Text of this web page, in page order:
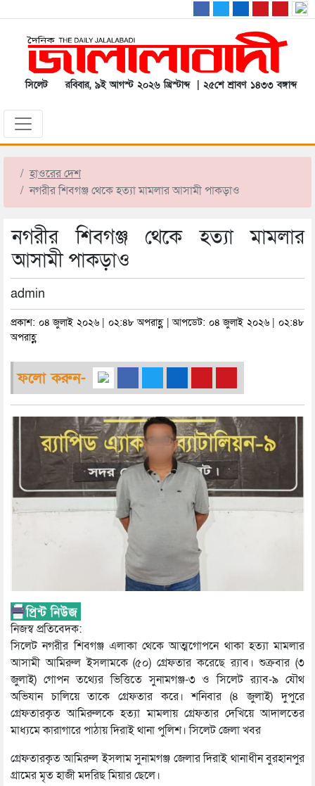
সিলেট রবিবার, ৯ই আগস্ট ২০২৬ খ্রিস্টাব্দ | ২৫শে শ্রাবণ ১৪৩৩ বঙ্গাব্দ
হাওরের দেশ
নগরীর শিবগঞ্জ থেকে হত্যা মামলার আসামী পাকড়াও
নগরীর শিবগঞ্জ থেকে হত্যা মামলার
আসামী পাকড়াও
admin
প্রকাশ: ০৪ জুলাই ২০২৬ | ০২:৪৮ অপরাহ্ণ | আপডেট: ০৪ জুলাই ২০২৬ | ০২:৪৮
অপরাহ্ণ
ফলো করুন-
নিজস্ব প্রতিবেদক:
সিলেট নগরীর শিবগঞ্জ এলাকা থেকে আত্মগোপনে থাকা হত্যা মামলার
আসামী আমিরুল ইসলামকে (৫০) গ্রেফতার করেছে র‌্যাব। শুক্রবার (৩
জুলাই) গোপন তথ্যের ভিত্তিতে সুনামগঞ্জ-৩ ও সিলেট র‌্যাব-৯ যৌথ
অভিযান চালিয়ে তাকে গ্রেফতার করে। শনিবার (৪ জুলাই) দুপুরে
গ্রেফতারকৃত আমিরুলকে হত্যা মামলায় গ্রেফতার দেখিয়ে আদালতের
মাধ্যমে কারাগারে পাঠায় দিরাই থানা পুলিশ। সিলেট জেলা খবর
গ্রেফতারকৃত আমিরুল ইসলাম সুনামগঞ্জ জেলার দিরাই থানাধীন বুরহানপুর
গ্রামের মৃত হাজী মদরিছ মিয়ার ছেলে।